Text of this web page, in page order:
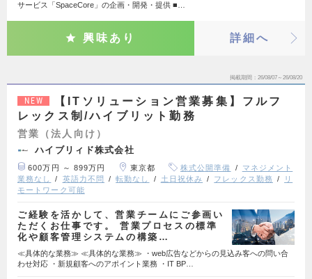
サービス「SpaceCore」の企画・開発・提供 ■…
興味あり 詳細へ
掲載期間 26/08/07～26/08/20
NEW
【ITソリューション営業募集】フルフ
レックス制/ハイブリット勤務
営業（法人向け）
ハイブリィド株式会社
600万円 ～ 899万円 東京都 株式公開準備
マネジメント
業務なし
英語力不問 転勤なし 土日祝休み フレックス勤務
リ
モートワーク可能
ご経験を活かして、営業チームにご参画い
ただくお仕事です。 営業プロセスの標準
化や顧客管理システムの構築…
≪具体的な業務≫ ≪具体的な業務≫ ・web広告などからの見込み客への問い合
わせ対応 ・新規顧客へのアポイント業務 ・IT BP…